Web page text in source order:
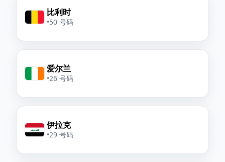
比利时
•50 号码
爱尔兰
•26 号码
伊拉克
•29 号码